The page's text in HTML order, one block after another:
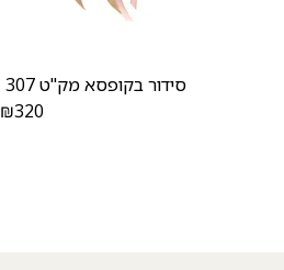
סידור בקופסא מק"ט 307
₪320